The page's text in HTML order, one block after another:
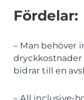
Fördelar:
– Man behöver
dryckkostnader
bidrar till en